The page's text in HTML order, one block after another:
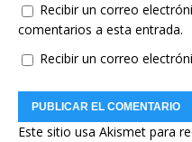
Recibir un correo
comentarios a esta entrada.
Recibir un correo
Este sitio usa Akismet para